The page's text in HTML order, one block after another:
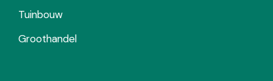
Tuinbouw
Groothandel